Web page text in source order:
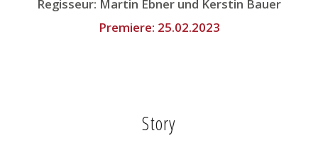
Regisseur: Martin Ebner und Kerstin Bauer
Premiere: 25.02.2023
Story